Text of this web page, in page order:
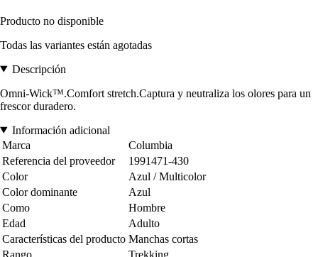
Producto no disponible
Todas las variantes están agotadas
Descripción
Omni-Wick™.Comfort stretch.Captura y neutraliza los olores para un
frescor duradero.
Información adicional
Marca
Columbia
Referencia del proveedor
1991471-430
Color
Azul / Multicolor
Color dominante
Azul
Como
Hombre
Edad
Adulto
Características del producto Manchas cortas
Rango
Trekking